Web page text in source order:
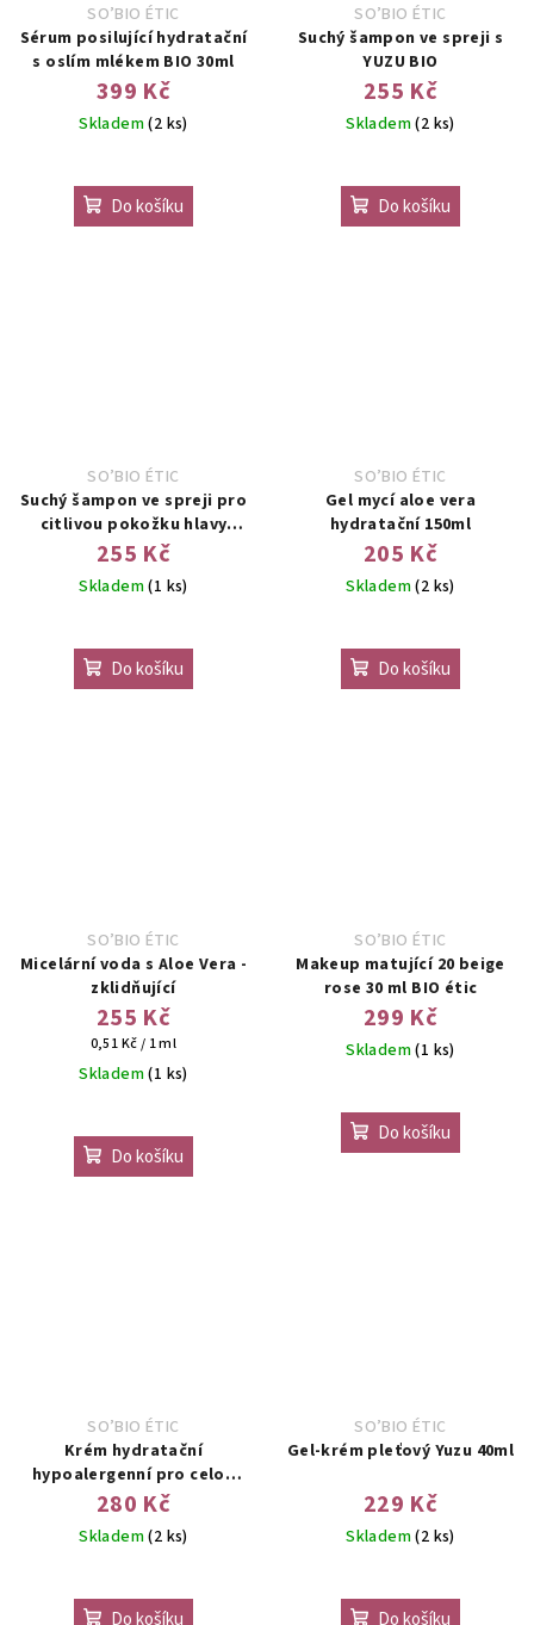
SO’BIO ÉTIC
Sérum posilující hydratační
s oslím mlékem BIO 30ml
399 Kč
Skladem(2 ks)
Do košíku
SO’BIO ÉTIC
Suchý šampon ve spreji s
YUZU BIO
255 Kč
Skladem(2 ks)
Do košíku
SO’BIO ÉTIC
Suchý šampon ve spreji pro
citlivou pokožku hlavy
100ml
255 Kč
Skladem(1 ks)
Do košíku
SO’BIO ÉTIC
Gel mycí aloe vera
hydratační 150ml
205 Kč
Skladem(2 ks)
Do košíku
SO’BIO ÉTIC
Micelární voda s Aloe Vera -
zklidňující
255 Kč
Měrná
cena:
0,51 Kč / 1 ml
Skladem(1 ks)
Do košíku
SO’BIO ÉTIC
Makeup matující 20 beige
rose 30 ml BIO étic
299 Kč
Skladem(1 ks)
Do košíku
SO’BIO ÉTIC
Krém hydratační
hypoalergenní pro celou
rodinu 100ml
280 Kč
Skladem(2 ks)
Do košíku
SO’BIO ÉTIC
Gel-krém pleťový Yuzu 40ml
229 Kč
Skladem(2 ks)
Do košíku